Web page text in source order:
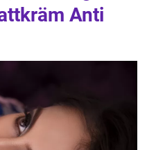
Anti